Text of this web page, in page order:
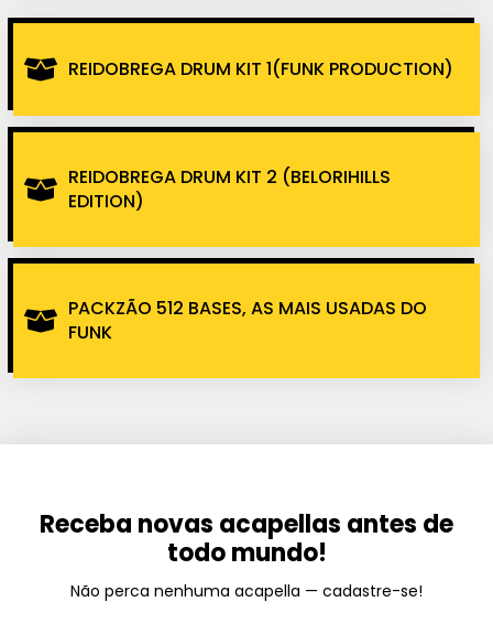
REIDOBREGA DRUM KIT 1(FUNK PRODUCTION)
REIDOBREGA DRUM KIT 2 (BELORIHILLS
EDITION)
PACKZÃO 512 BASES, AS MAIS USADAS DO
FUNK
Receba novas acapellas antes de
todo mundo!
Não perca nenhuma acapella — cadastre-se!